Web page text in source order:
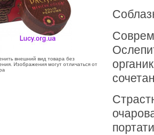
внешний вид товара без
Изображения могут отличаться от